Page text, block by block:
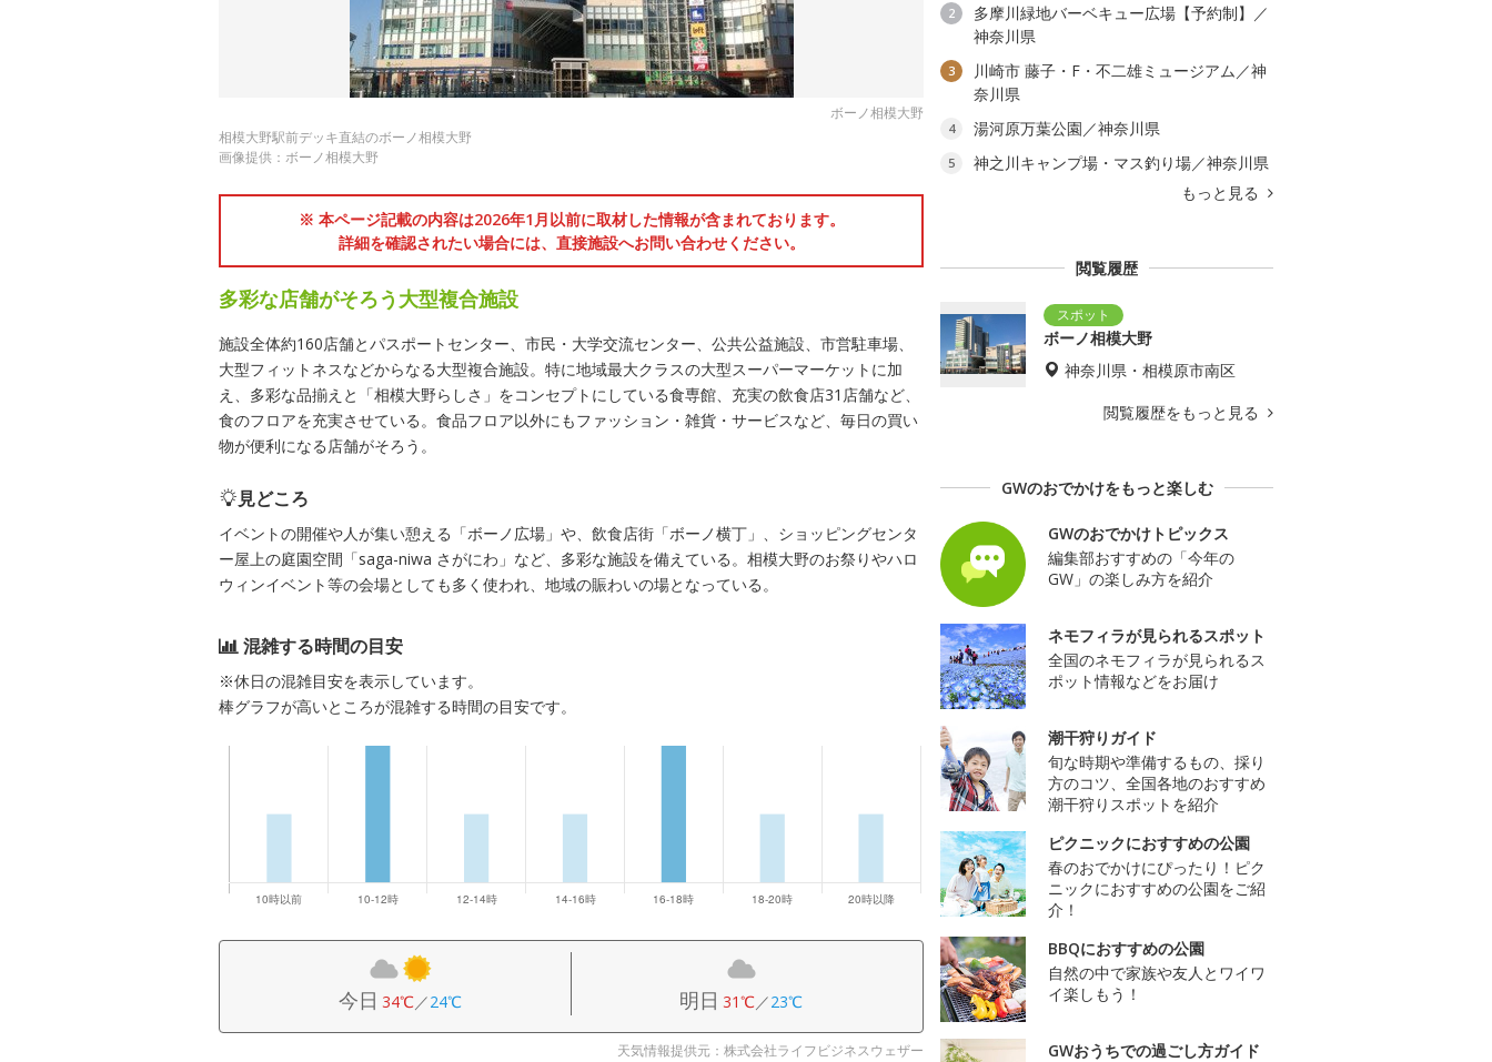
ボーノ相模大野
相模大野駅前デッキ直結のボーノ相模大野
画像提供：ボーノ相模大野
※ 本ページ記載の内容は2026年1月以前に取材した情報が含まれております。
詳細を確認されたい場合には、直接施設へお問い合わせください。
多彩な店舗がそろう大型複合施設
施設全体約160店舗とパスポートセンター、市民・大学交流センター、公共公益施設、市営駐車場、
大型フィットネスなどからなる大型複合施設。特に地域最大クラスの大型スーパーマーケットに加
え、多彩な品揃えと「相模大野らしさ」をコンセプトにしている食専館、充実の飲食店31店舗など、
食のフロアを充実させている。食品フロア以外にもファッション・雑貨・サービスなど、毎日の買い
物が便利になる店舗がそろう。
見どころ
イベントの開催や人が集い憩える「ボーノ広場」や、飲食店街「ボーノ横丁」、ショッピングセンタ
ー屋上の庭園空間「saga-niwa さがにわ」など、多彩な施設を備えている。相模大野のお祭りやハロ
ウィンイベント等の会場としても多く使われ、地域の賑わいの場となっている。
混雑する時間の目安
※休日の混雑目安を表示しています。
棒グラフが高いところが混雑する時間の目安です。
今日 34℃／24℃ 明日 31℃／23℃
天気情報提供元：株式会社ライフビジネスウェザー
2
多摩川緑地バーベキュー広場【予約制】／
神奈川県
3
川崎市 藤子・F・不二雄ミュージアム／神
奈川県
4 湯河原万葉公園／神奈川県
5
神之川キャンプ場・マス釣り場／神奈川県
もっと見る
閲覧履歴
ボーノ相模大野
神奈川県・相模原市南区
閲覧履歴をもっと見る
GWのおでかけをもっと楽しむ
GWのおでかけトピックス
編集部おすすめの「今年の
GW」の楽しみ方を紹介
ネモフィラが見られるスポット
全国のネモフィラが見られるス
ポット情報などをお届け
潮干狩りガイド
旬な時期や準備するもの、採り
方のコツ、全国各地のおすすめ
潮干狩りスポットを紹介
ピクニックにおすすめの公園
春のおでかけにぴったり！ピク
ニックにおすすめの公園をご紹
介！
BBQにおすすめの公園
自然の中で家族や友人とワイワ
イ楽しもう！
GWおうちでの過ごし方ガイド